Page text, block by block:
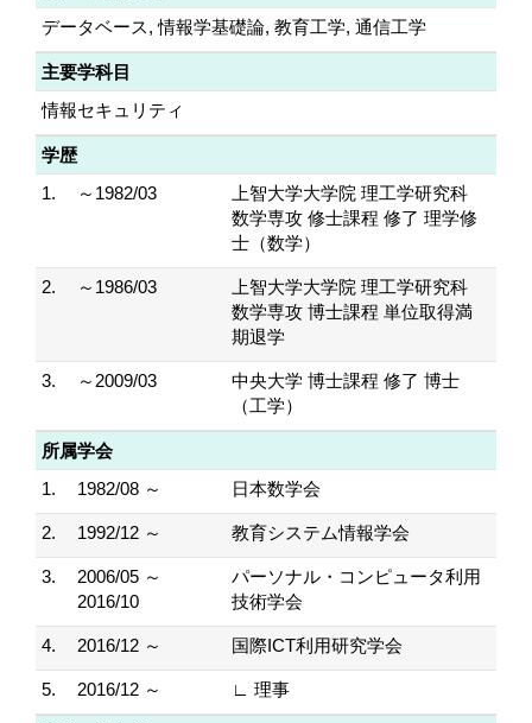
データベース, 情報学基礎論, 教育工学, 通信工学
主要学科目
情報セキュリティ
学歴
1.
～1982/03
上智大学大学院 理工学研究科
数学専攻 修士課程 修了 理学修
士（数学）
2. ～1986/03
上智大学大学院 理工学研究科
数学専攻 博士課程 単位取得満
期退学
3. ～2009/03
中央大学 博士課程 修了 博士
（工学）
所属学会
1.
1982/08 ～ 日本数学会
2. 1992/12 ～ 教育システム情報学会
3.
2006/05 ～
2016/10
パーソナル・コンピュータ利用
技術学会
4. 2016/12 ～ 国際ICT利用研究学会
5. 2016/12 ～ ∟ 理事